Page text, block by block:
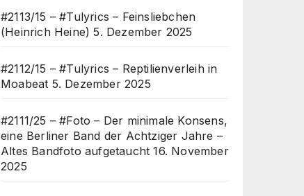
#2113/15 – #Tulyrics – Feinsliebchen
(Heinrich Heine) 5. Dezember 2025
#2112/15 – #Tulyrics – Reptilienverleih in
Moabeat 5. Dezember 2025
#2111/25 – #Foto – Der minimale Konsens,
eine Berliner Band der Achtziger Jahre –
Altes Bandfoto aufgetaucht 16. November
2025